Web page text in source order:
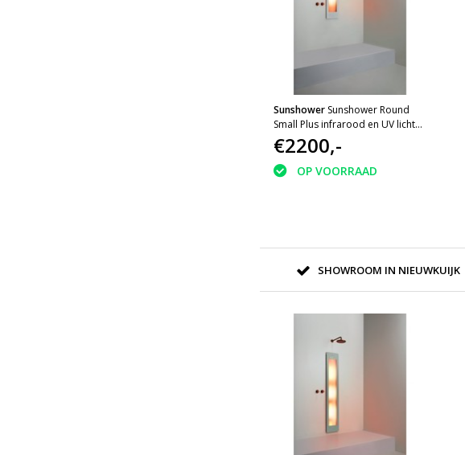
Sunshower Sunshower Round
Small Plus infrarood en UV licht
inbouw 95x33x10cm White
€2200,-
OP VOORRAAD
SHOWROOM IN NIEUWKUIJK